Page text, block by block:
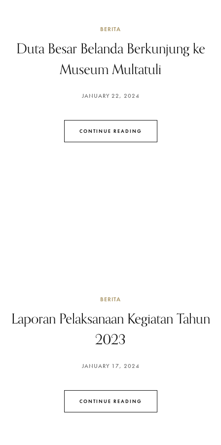
BERITA
Duta Besar Belanda Berkunjung ke
Museum Multatuli
JANUARY 22, 2024
CONTINUE READING
BERITA
Laporan Pelaksanaan Kegiatan Tahun
2023
JANUARY 17, 2024
CONTINUE READING